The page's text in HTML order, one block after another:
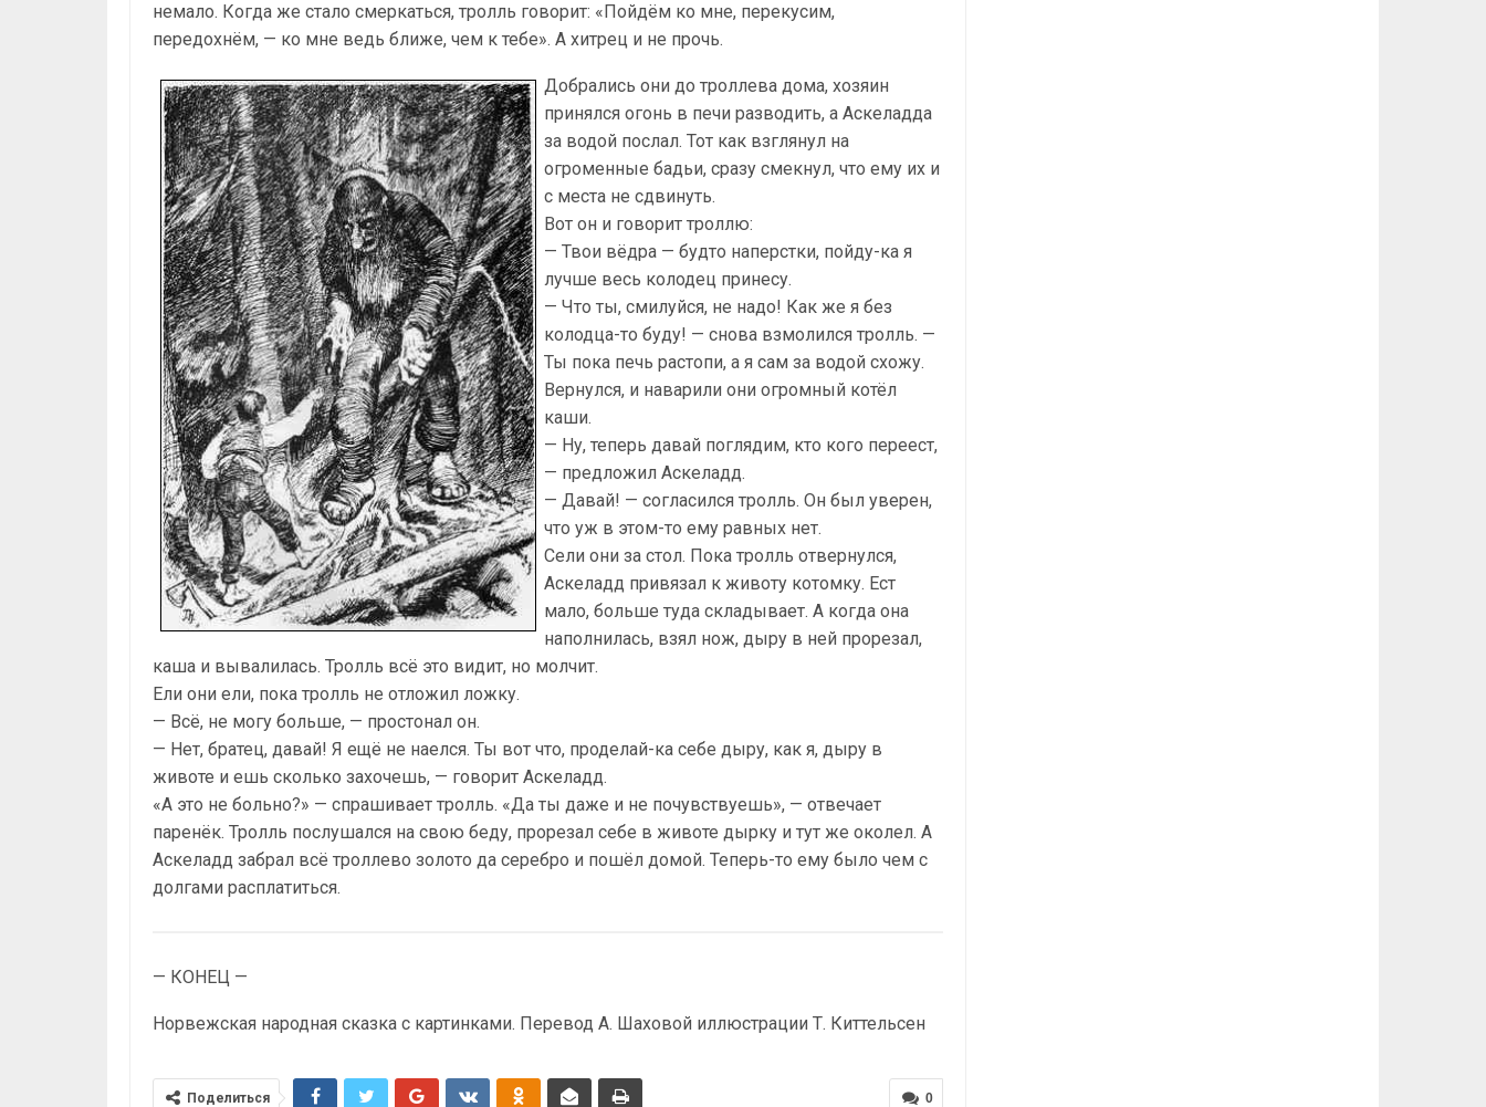
немало. Когда же стало смеркаться, тролль говорит: «Пойдём ко мне, перекусим,
передохнём, — ко мне ведь ближе, чем к тебе». А хитрец и не прочь.
Добрались они до троллева дома, хозяин
принялся огонь в печи разводить, а Аскеладда
за водой послал. Тот как взглянул на
огроменные бадьи, сразу смекнул, что ему их и
с места не сдвинуть.
Вот он и говорит троллю:
— Твои вёдра — будто наперстки, пойду-ка я
лучше весь колодец принесу.
— Что ты, смилуйся, не надо! Как же я без
колодца-то буду! — снова взмолился тролль. —
Ты пока печь растопи, а я сам за водой схожу.
Вернулся, и наварили они огромный котёл
каши.
— Ну, теперь давай поглядим, кто кого переест,
— предложил Аскеладд.
— Давай! — согласился тролль. Он был уверен,
что уж в этом-то ему равных нет.
Сели они за стол. Пока тролль отвернулся,
Аскеладд привязал к животу котомку. Ест
мало, больше туда складывает. А когда она
наполнилась, взял нож, дыру в ней прорезал,
каша и вывалилась. Тролль всё это видит, но молчит.
Ели они ели, пока тролль не отложил ложку.
— Всё, не могу больше, — простонал он.
— Нет, братец, давай! Я ещё не наелся. Ты вот что, проделай-ка себе дыру, как я, дыру в
животе и ешь сколько захочешь, — говорит Аскеладд.
«А это не больно?» — спрашивает тролль. «Да ты даже и не почувствуешь», — отвечает
паренёк. Тролль послушался на свою беду, прорезал себе в животе дырку и тут же околел. А
Аскеладд забрал всё троллево золото да серебро и пошёл домой. Теперь-то ему было чем с
долгами расплатиться.
— КОНЕЦ —
Норвежская народная сказка с картинками. Перевод А. Шаховой иллюстрации Т. Киттельсен
0
Поделиться